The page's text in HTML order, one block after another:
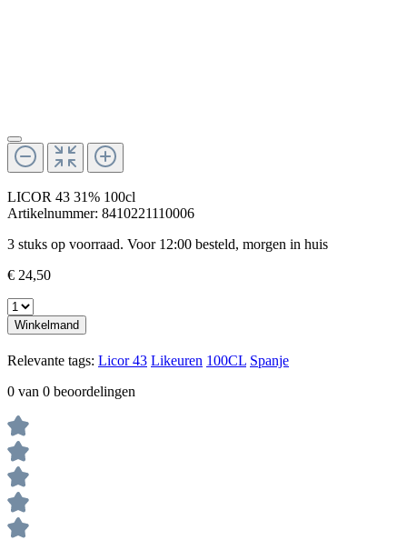
LICOR 43 31% 100cl
Artikelnummer: 8410221110006
3 stuks op voorraad. Voor 12:00 besteld, morgen in huis
€ 24,50
Winkelmand
Relevante tags: Licor 43 Likeuren 100CL Spanje
0 van 0 beoordelingen